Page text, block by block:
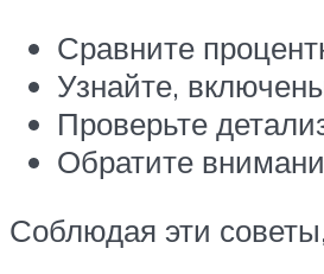
Сравните
Узнайте,
Проверьте
Обратите
Соблюдая эти